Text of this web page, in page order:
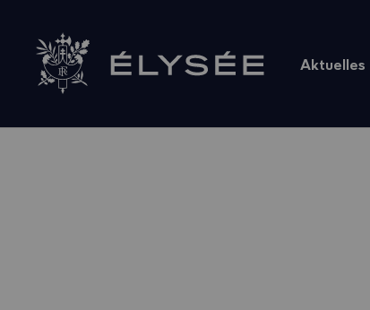
Zur Startseite Aktuelles